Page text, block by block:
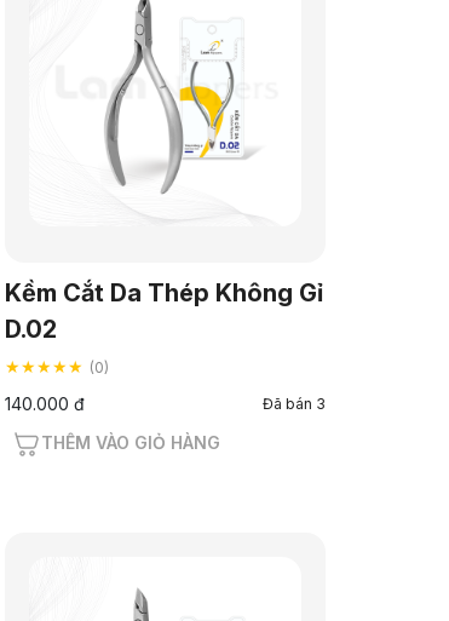
Kềm Cắt Da Thép Không Gỉ
D.02
★★★★★ (0)
140.000 đ Đã bán 3
THÊM VÀO GIỎ HÀNG